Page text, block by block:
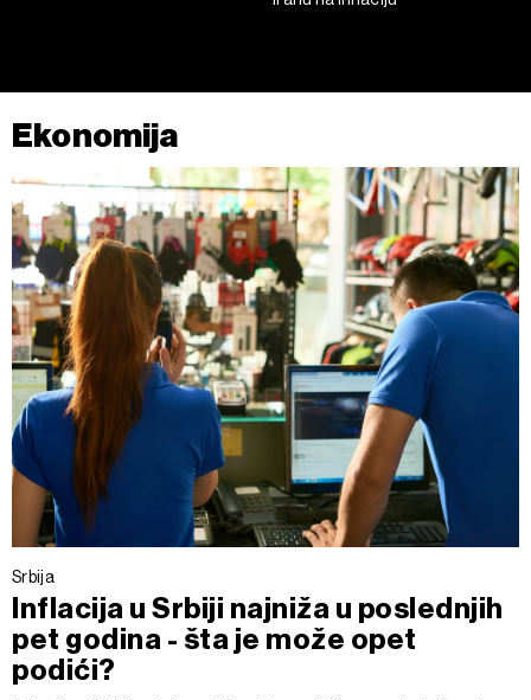
Ekonomija
Srbija
Inflacija u Srbiji najniža u poslednjih
pet godina - šta je može opet
podići?